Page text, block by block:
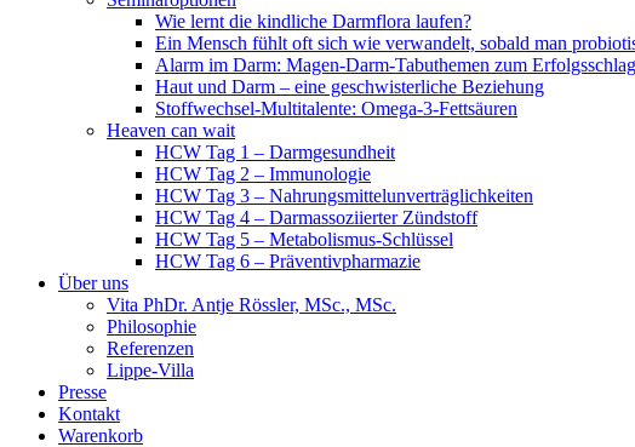
Wie lernt die kindliche Darmflora laufen?
Ein Mensch fühlt oft sich wie verwandelt, sobald man
Alarm im Darm: Magen-Darm-Tabuthemen zum
Haut und Darm – eine geschwisterliche Beziehung
Stoffwechsel-Multitalente: Omega-3-Fettsäuren
Heaven can wait
HCW Tag 1 – Darmgesundheit
HCW Tag 2 – Immunologie
HCW Tag 3 – Nahrungsmittelunverträglichkeiten
HCW Tag 4 – Darmassoziierter Zündstoff
HCW Tag 5 – Metabolismus-Schlüssel
HCW Tag 6 – Präventivpharmazie
Über uns
Vita PhDr. Antje Rössler, MSc., MSc.
Philosophie
Referenzen
Lippe-Villa
Presse
Kontakt
Warenkorb